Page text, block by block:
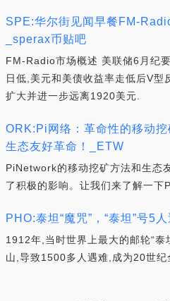
SPE:华尔街见闻早餐FM-
_sperax币贴吧
FM-Radio市场概述 美联储6月纪
日低,美元和美债收益率走低后V型
扩大并进一步远离1920美元.
ORK:Pi网络：革命性的移动
生态友好革命！_ETW
PiNetwork的移动挖矿方法和生态
了积极的影响。让我们来了解一下
PHO:泰坦“魔咒”，“泰坦”号5
1912年,当时世界上最大的邮轮“泰
山,导致1500多人遇难,成为20世纪